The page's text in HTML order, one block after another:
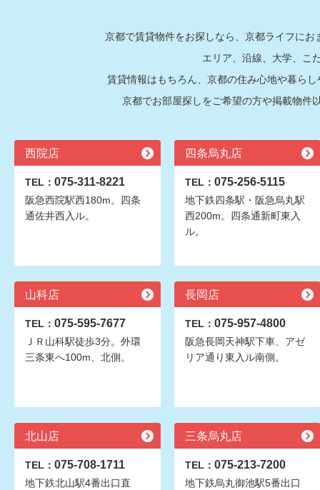
京都で賃貸物件をお探しなら、京都ライフに
エリア、沿線、大学、こ
賃貸情報はもちろん、京都の住み心地や暮ら
京都でお部屋探しをご希望の方や掲載物件
西院店
TEL： 075-311-8221
阪急西院駅西180m。四条
通佐井西入ル。
四条烏丸店
TEL： 075-256-5115
地下鉄四条駅・阪急烏丸駅
西200m。四条通新町東入
ル。
山科店
TEL： 075-595-7677
ＪＲ山科駅徒歩3分。外環
三条東へ100m、北側。
長岡店
TEL： 075-957-4800
阪急長岡天神駅下車、アゼ
リア通り東入ル南側。
北山店
TEL： 075-708-1711
地下鉄北山駅4番出口直
三条烏丸店
TEL： 075-213-7200
地下鉄烏丸御池駅5番出口